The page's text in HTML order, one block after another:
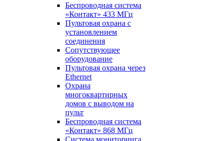
Беспроводная система
«Контакт» 433 МГц
Пультовая охрана с
установлением
соединения
Сопутствующее
оборудование
Пультовая охрана через
Ethernet
Охрана
многоквартирных
домов с выводом на
пульт
Беспроводная система
«Контакт» 868 МГц
Система мониторинга